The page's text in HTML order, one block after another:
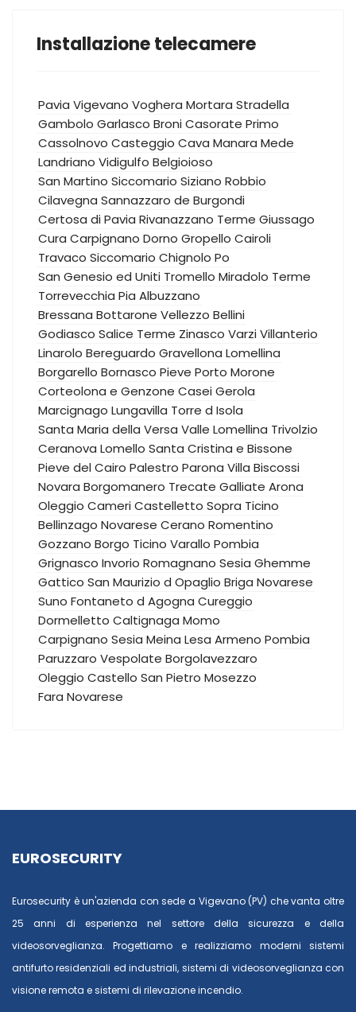
Installazione telecamere
Pavia Vigevano Voghera Mortara Stradella
Gambolo Garlasco BroniCasorate Primo
Cassolnovo Casteggio Cava Manara Mede
Landriano Vidigulfo Belgioioso
San Martino Siccomario Siziano Robbio
Cilavegna Sannazzaro de Burgondi
Certosa di Pavia Rivanazzano Terme Giussago
Cura Carpignano Dorno Gropello Cairoli
Travaco Siccomario Chignolo Po
San Genesio ed Uniti Tromello Miradolo Terme
Torrevecchia Pia Albuzzano
Bressana Bottarone Vellezzo Bellini
Godiasco Salice Terme Zinasco VarziVillanterio
Linarolo Bereguardo Gravellona Lomellina
Borgarello Bornasco Pieve Porto Morone
Corteolona e Genzone Casei Gerola
Marcignago Lungavilla Torre d Isola
Santa Maria della Versa Valle Lomellina Trivolzio
Ceranova Lomello Santa Cristina e Bissone
Pieve del Cairo Palestro Parona Villa Biscossi
Novara Borgomanero Trecate Galliate Arona
Oleggio CameriCastelletto Sopra Ticino
Bellinzago Novarese Cerano Romentino
Gozzano Borgo Ticino Varallo Pombia
Grignasco Invorio Romagnano Sesia Ghemme
Gattico San Maurizio d Opaglio Briga Novarese
Suno Fontaneto d Agogna Cureggio
Dormelletto Caltignaga Momo
Carpignano Sesia Meina Lesa Armeno Pombia
Paruzzaro Vespolate Borgolavezzaro
Oleggio Castello San Pietro Mosezzo
Fara Novarese
EUROSECURITY
Eurosecurity è un'azienda con sede a Vigevano (PV) che vanta oltre
25 anni di esperienza nel settore della sicurezza e della
videosorveglianza. Progettiamo e realizziamo moderni sistemi
antifurto residenziali ed industriali, sistemi di videosorveglianza con
visione remota e sistemi di rilevazione incendio.